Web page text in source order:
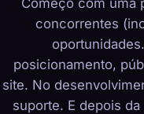
concorrentes
posicionamento,
site. No
suporte. E depois